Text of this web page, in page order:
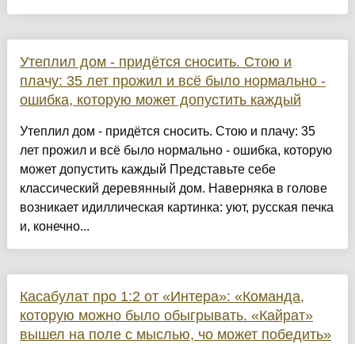
Утеплил дом - придётся сносить. Стою и
плачу: 35 лет прожил и всё было нормально -
ошибка, которую может допустить каждый
Утеплил дом - придётся сносить. Стою и плачу: 35
лет прожил и всё было нормально - ошибка, которую
может допустить каждый Представьте себе
классический деревянный дом. Наверняка в голове
возникает идиллическая картинка: уют, русская печка
и, конечно...
Касабулат про 1:2 от «Интера»: «Команда,
которую можно было обыгрывать. «Кайрат»
вышел на поле с мыслью, чо может победить»